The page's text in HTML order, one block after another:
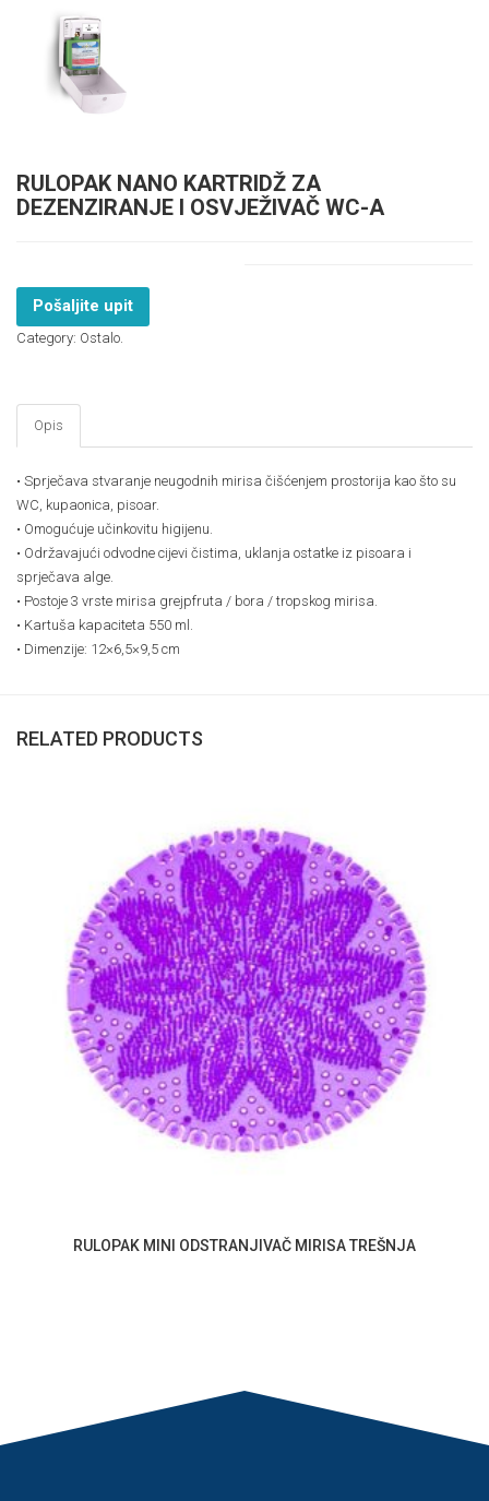
RULOPAK NANO KARTRIDŽ ZA
DEZENZIRANJE I OSVJEŽIVAČ WC-A
Pošaljite upit
Category: Ostalo
Opis
• Sprječava stvaranje neugodnih mirisa čišćenjem prostorija kao što su
WC, kupaonica, pisoar.
• Omogućuje učinkovitu higijenu.
• Održavajući odvodne cijevi čistima, uklanja ostatke iz pisoara i
sprječava alge.
• Postoje 3 vrste mirisa grejpfruta / bora / tropskog mirisa.
• Kartuša kapaciteta 550 ml.
• Dimenzije: 12×6,5×9,5 cm
RELATED PRODUCTS
RULOPAK MINI ODSTRANJIVAČ MIRISA TREŠNJA